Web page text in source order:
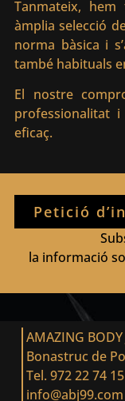
Tanmateix,
àmplia selecció
norma bàsica i
també habituals
El nostre
professionalitat
eficaç.
Petició
la informació
AMAZING BODY
Bonastruc de
Tel. 972 22 74 15
info@abj99.com